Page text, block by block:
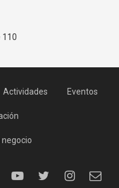
110
Actividades Eventos
negocio